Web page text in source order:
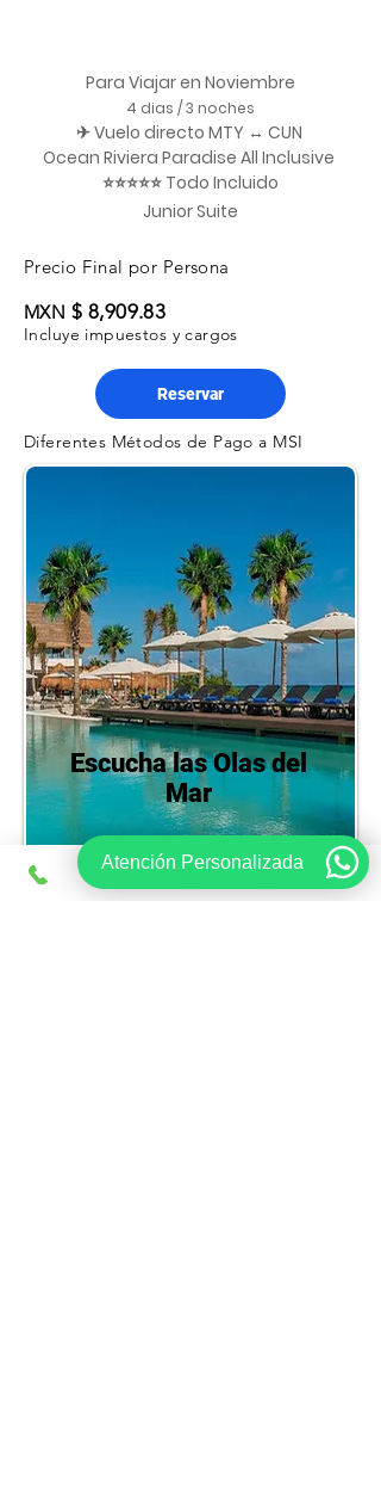
Para Viajar en Noviembre
4 dias / 3 noches
✈ Vuelo directo MTY ↔ CUN
Ocean Riviera Paradise All Inclusive
⭐⭐⭐⭐⭐ Todo Incluido
Junior Suite
Precio Final por Persona
MXN $ 8,909.83
Incluye impuestos y cargos
Reservar
Diferentes Métodos de Pago a MSI
Escucha las Olas del
Mar
Atención Personalizada